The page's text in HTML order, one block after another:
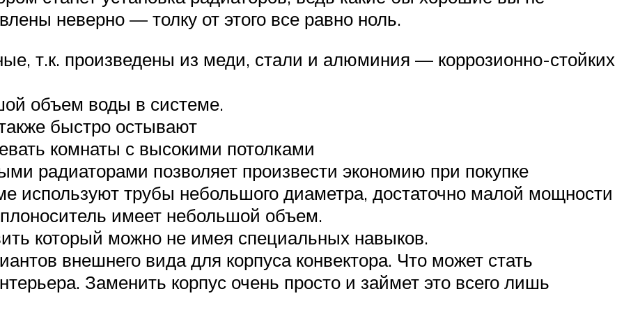
неверно — толку от этого все равно ноль.
т.к. произведены из меди, стали и алюминия — коррозионно-стойких
объем воды в системе.
быстро остывают
комнаты с высокими потолками
радиаторами позволяет произвести экономию при покупке
используют трубы небольшого диаметра, достаточно малой мощности
имеет небольшой объем.
который можно не имея специальных навыков.
внешнего вида для корпуса конвектора. Что может стать
Заменить корпус очень просто и займет это всего лишь